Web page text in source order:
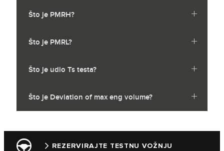
Što je PMRH?
Što je PMRL?
Što je udio Ts testa?
Što je Deviation of max eng volume?
REZERVIRAJTE TESTNU VOŽNJU